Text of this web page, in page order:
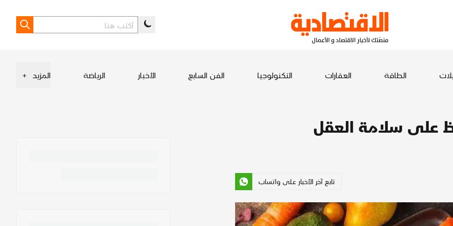
الطاقة العقارات التكنولوجيا الفن السابع الأخبار الرياضة المزيد +
على سلامة العقل
تابع آخر الأخبار على واتساب